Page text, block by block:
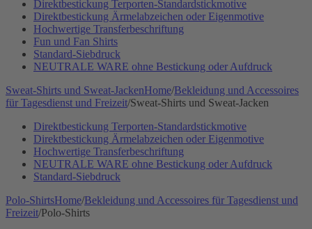
Direktbestickung Terporten-Standardstickmotive
Direktbestickung Ärmelabzeichen oder Eigenmotive
Hochwertige Transferbeschriftung
Fun und Fan Shirts
Standard-Siebdruck
NEUTRALE WARE ohne Bestickung oder Aufdruck
Sweat-Shirts und Sweat-JackenHome/Bekleidung und Accessoires
für Tagesdienst und Freizeit/Sweat-Shirts und Sweat-Jacken
Direktbestickung Terporten-Standardstickmotive
Direktbestickung Ärmelabzeichen oder Eigenmotive
Hochwertige Transferbeschriftung
NEUTRALE WARE ohne Bestickung oder Aufdruck
Standard-Siebdruck
Polo-ShirtsHome/Bekleidung und Accessoires für Tagesdienst und
Freizeit/Polo-Shirts